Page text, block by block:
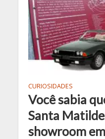
CURIOSIDADES
Você sabia
Santa
showroom